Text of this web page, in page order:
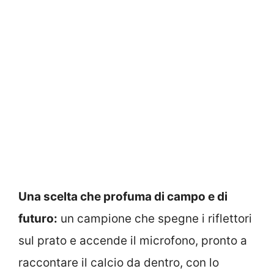
Una scelta che profuma di campo e di
futuro: un campione che spegne i riflettori
sul prato e accende il microfono, pronto a
raccontare il calcio da dentro, con lo